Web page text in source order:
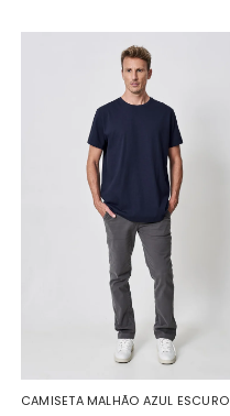
CAMISETA MALHÃO AZUL ESCURO